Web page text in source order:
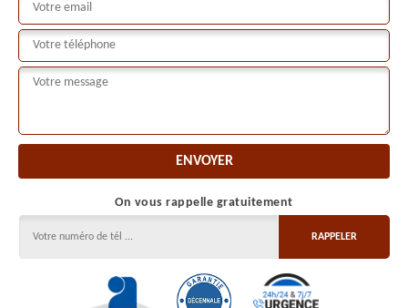
On vous rappelle gratuitement